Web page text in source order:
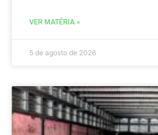
VER MATÉRIA »
5 de agosto de 2026